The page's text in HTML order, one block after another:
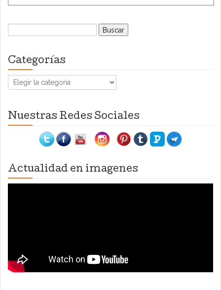
Buscar:
Categorías
Categorías
Nuestras Redes Sociales
Actualidad en imagenes